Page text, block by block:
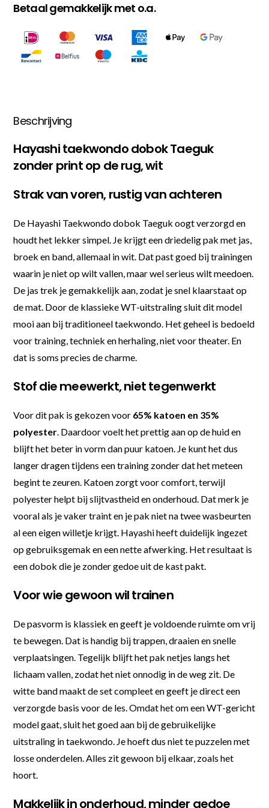
Betaal gemakkelijk met o.a.
Beschrijving
Hayashi taekwondo dobok Taeguk
zonder print op de rug, wit
Strak van voren, rustig van achteren
De Hayashi Taekwondo dobok Taeguk oogt verzorgd en
houdt het lekker simpel. Je krijgt een driedelig pak met jas,
broek en band, allemaal in wit. Dat past goed bij trainingen
waarin je niet op wilt vallen, maar wel serieus wilt meedoen.
De jas trek je gemakkelijk aan, zodat je snel klaarstaat op
de mat. Door de klassieke WT-uitstraling sluit dit model
mooi aan bij traditioneel taekwondo. Het geheel is bedoeld
voor training, techniek en herhaling, niet voor theater. En
dat is soms precies de charme.
Stof die meewerkt, niet tegenwerkt
Voor dit pak is gekozen voor 65% katoen en 35%
polyester. Daardoor voelt het prettig aan op de huid en
blijft het beter in vorm dan puur katoen. Je kunt het dus
langer dragen tijdens een training zonder dat het meteen
begint te zeuren. Katoen zorgt voor comfort, terwijl
polyester helpt bij slijtvastheid en onderhoud. Dat merk je
vooral als je vaker traint en je pak niet na twee wasbeurten
al een eigen willetje krijgt. Hayashi heeft duidelijk ingezet
op gebruiksgemak en een nette afwerking. Het resultaat is
een dobok die je zonder gedoe uit de kast pakt.
Voor wie gewoon wil trainen
De pasvorm is klassiek en geeft je voldoende ruimte om vrij
te bewegen. Dat is handig bij trappen, draaien en snelle
verplaatsingen. Tegelijk blijft het pak netjes langs het
lichaam vallen, zodat het niet onnodig in de weg zit. De
witte band maakt de set compleet en geeft je direct een
verzorgde basis voor de les. Omdat het om een WT-gericht
model gaat, sluit het goed aan bij de gebruikelijke
uitstraling in taekwondo. Je hoeft dus niet te puzzelen met
losse onderdelen. Alles zit gewoon bij elkaar, zoals het
hoort.
Makkelijk in onderhoud, minder gedoe